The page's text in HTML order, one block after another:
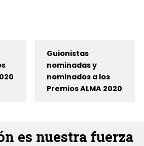
Guionistas
nominadas y
nominados a los
Premios ALMA 2020
es nuestra fuerza